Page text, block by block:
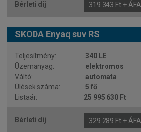
319 343 Ft + ÁFA
SKODA Enyaq suv RS
340 LE
elektromos
automata
5 fő
25 995 630 Ft
329 289 Ft + ÁFA